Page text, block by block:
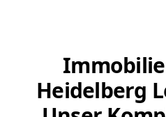
Heidelberg